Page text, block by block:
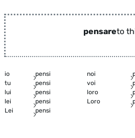
pensareto
io pensi noi
tu
pensi voi
lui
pensi loro
lei
pensi Loro
Lei
pensi